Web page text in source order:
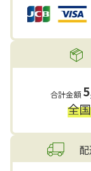
合計金額
全